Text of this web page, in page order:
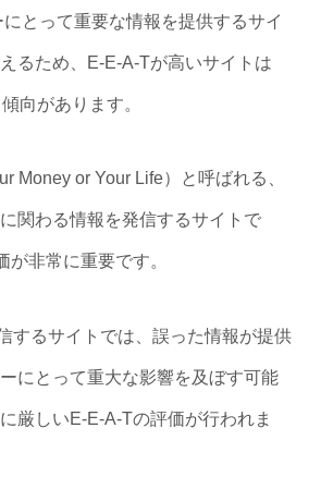
とって重要な情報を提供するサイ
るため、E-E-A-Tが高いサイトは
向があります。
Money or Your Life）と呼ばれる、
関わる情報を発信するサイトで
が非常に重要です。
するサイトでは、誤った情報が提供
にとって重大な影響を及ぼす可能
厳しいE-E-A-Tの評価が行われま